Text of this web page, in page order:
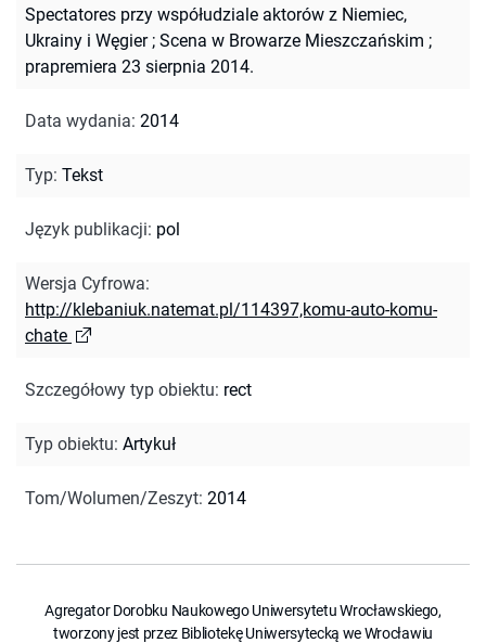
Spectatores przy współudziale aktorów z Niemiec,
Ukrainy i Węgier ; Scena w Browarze Mieszczańskim ;
prapremiera 23 sierpnia 2014.
Data wydania: 2014
Typ: Tekst
Język publikacji: pol
Wersja Cyfrowa:
http://klebaniuk.natemat.pl/114397,komu-auto-komu-
chate
Szczegółowy typ obiektu: rect
Typ obiektu: Artykuł
Tom/Wolumen/Zeszyt: 2014
Agregator Dorobku Naukowego Uniwersytetu Wrocławskiego,
tworzony jest przez Bibliotekę Uniwersytecką we Wrocławiu